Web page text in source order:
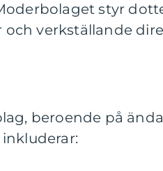
styr
verkställande
beroende på